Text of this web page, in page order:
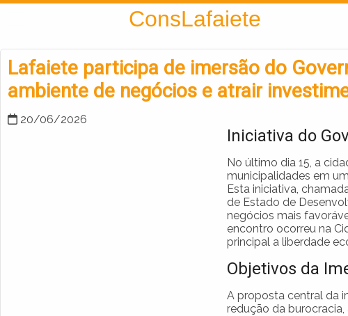
ConsLafaiete
Lafaiete participa de imersão do
ambiente de negócios e atrair
20/06/2026
Iniciativa do
No último dia 15, a
municipalidades em
Esta iniciativa,
de Estado de
negócios mais
encontro ocorreu na
principal a liberdade
Objetivos da
A proposta central da
redução da